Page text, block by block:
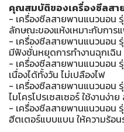
คุณสมบัติของเครื่องซีลสา
- เครื่องซีลสายพานแนวนอน
ลักษณะของแห้งเหมาะกับกา
- เครื่องซีลสายพานแนวนอน รุ่
มีฟังชั่นหยุดการทำงานฉุกเฉิน
- เครื่องซีลสายพานแนวนอน
เนื่องได้ทั้งวัน ไม่เปลืองไฟ
- เครื่องซีลสายพานแนวนอน
ไมโครโปรเซสเซอร์ ใช้งานง่าย
- เครื่องซีลสายพานแนวนอน
ฮีตเตอร์แบบแบน ให้ความร้อ